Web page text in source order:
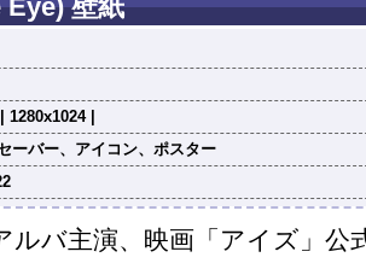
壁紙
|
ーバー、アイコン、ポスター
ルバ主演、映画「アイズ」公